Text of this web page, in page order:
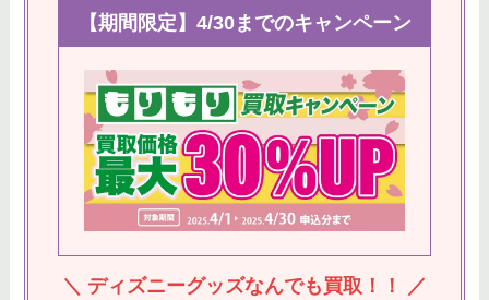
【期間限定】4/30までのキャンペーン
＼ ディズニーグッズなんでも買取！！ ／